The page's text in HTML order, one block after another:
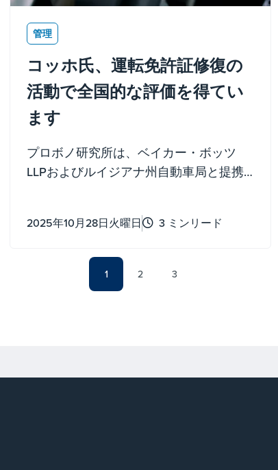
管理
コッホ氏、運転免許証修復の
活動で全国的な評価を得てい
ます
プロボノ研究所は、ベイカー・ボッツ
LLPおよびルイジアナ州自動車局と提携
ートナー賞を授与しました
2025年10月28日火曜日 3 ミンリード
1 2 3